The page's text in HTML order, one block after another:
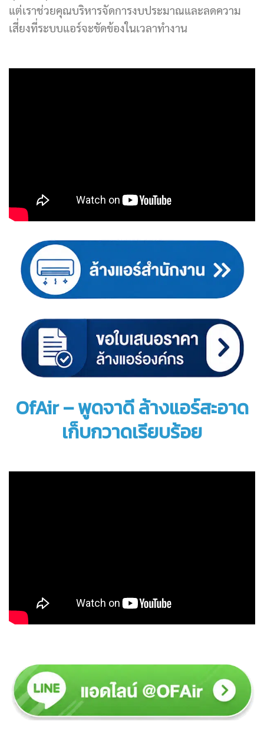
แต่เราช่วยคุณบริหารจัดการงบประมาณและลดความ
เสี่ยงที่ระบบแอร์จะขัดข้องในเวลาทำงาน
OfAir – พูดจาดี ล้างแอร์สะอาด
เก็บกวาดเรียบร้อย